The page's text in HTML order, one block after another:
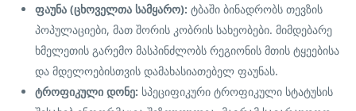
ფაუნა (ცხოველთა სამყარო): ტბაში ბინადრობს თევზის
პოპულაციები, მათ შორის კობრის სახეობები. მიმდებარე
ხმელეთის გარემო მასპინძლობს რეგიონის მთის ტყეებისა
და მდელოებისთვის დამახასიათებელ ფაუნას.
ტროფიკული დონე: სპეციფიკური ტროფიკული სტატუსის